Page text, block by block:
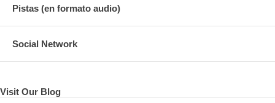
Pistas (en formato audio)
Social Network
Visit Our Blog